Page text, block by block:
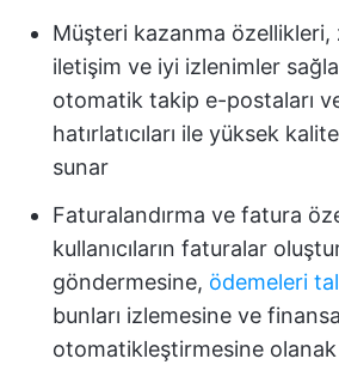
Müşteri kazanma özellikleri,
iletişim ve iyi izlenimler
otomatik takip e-postaları
hatırlatıcıları ile yüksek
sunar
Faturalandırma ve fatura
kullanıcıların faturalar
göndermesine, ödemeleri
bunları izlemesine ve
otomatikleştirmesine olanak